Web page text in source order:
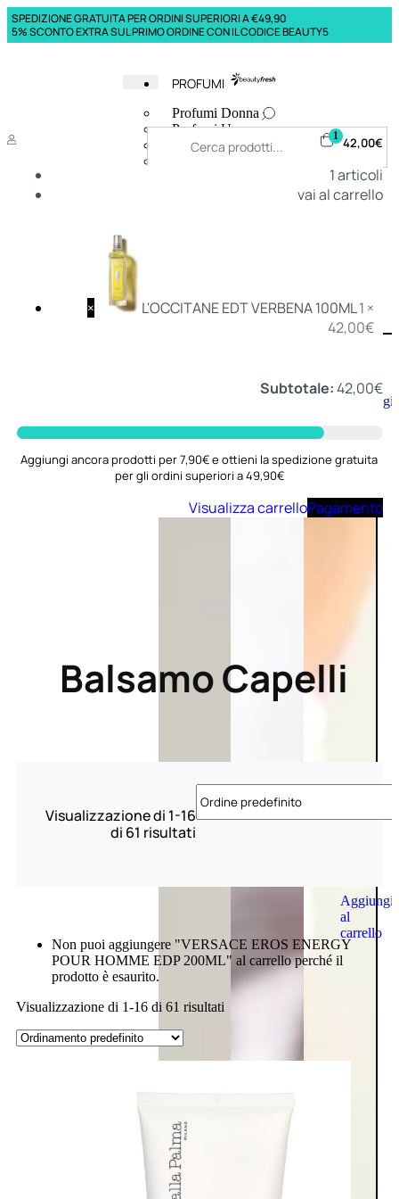
SPEDIZIONE GRATUITA PER ORDINI SUPERIORI A €49,90
5% SCONTO EXTRA SUL PRIMO ORDINE CON IL CODICE BEAUTY5
PROFUMI
Profumi Donna
Profumi Uomo
Deodoranti Donna
Deo
Aggiungi
Aggiungi
al
carrello
1 42,00€
1articoli
vai al carrello
× L'OCCITANE EDT VERBENA 100ML1 ×
42,00€
Subtotale:42,00€
Aggiungi ancora prodotti per 7,90€ e ottieni la spedizione gratuita
per gli ordini superiori a 49,90€
Visualizza carrelloPagamento
Balsamo Capelli
Visualizzazione di 1-16
di 61 risultati
Non puoi aggiungere "VERSACE EROS ENERGY
POUR HOMME EDP 200ML" al carrello perché il
prodotto è esaurito.
Visualizzazione di 1-16 di 61 risultati